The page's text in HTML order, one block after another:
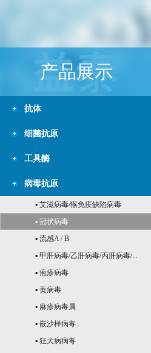
产品展示
抗体
细菌抗原
工具酶
病毒抗原
▪ 艾滋病毒/猴免疫缺陷病毒
▪ 冠状病毒
▪ 流感A / B
▪ 甲肝病毒/乙肝病毒/丙肝病毒/...
▪ 疱疹病毒
▪ 黄病毒
▪ 麻疹病毒属
▪ 嵌沙样病毒
▪ 狂犬病病毒